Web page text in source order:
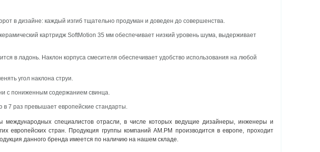
в дизайне: каждый изгиб тщательно продуман и доведен до совершенства.
картридж SoftMotion 35 мм обеспечивает низкий уровень шума, выдерживает
в ладонь. Наклон корпуса смесителя обеспечивает удобство использования на любой
угол наклона струи.
с пониженным содержанием свинца.
в 7 раз превышает европейские стандарты.
специалистов отрасли, в числе которых ведущие дизайнеры, инженеры и
европейских стран. Продукция группы компаний AM.PM производится в европе, проходит
данного бренда имеется по наличию на нашем складе.